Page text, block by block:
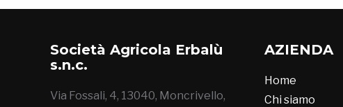
Società Agricola Erbalù
s.n.c.
Via Fossali, 4, 13040, Moncrivello,
AZIENDA
Home
Chi siamo